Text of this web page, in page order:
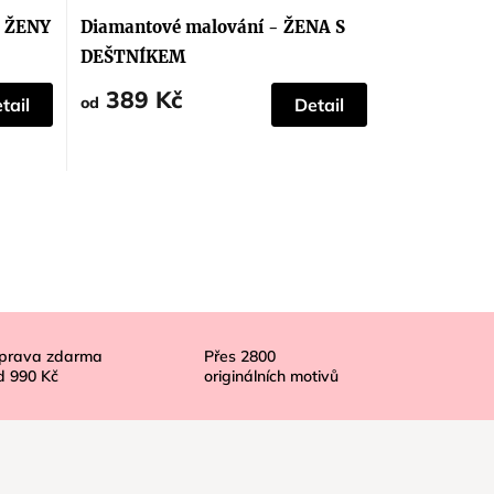
Diamantové malování - ŽENA S
DEŠTNÍKEM
produktu
je
5,0
z
hvězdiček.
od 389 Kč Detail
zdarma
990 Kč
Přes 2800
originálních motivů